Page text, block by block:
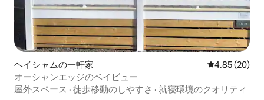
ヘイシャムの一軒家 レビュー20
4.85 (20)
オーシャンエッジのベイビュー
屋外スペース · 徒歩移動のしやすさ · 就寝環境のクオリティ